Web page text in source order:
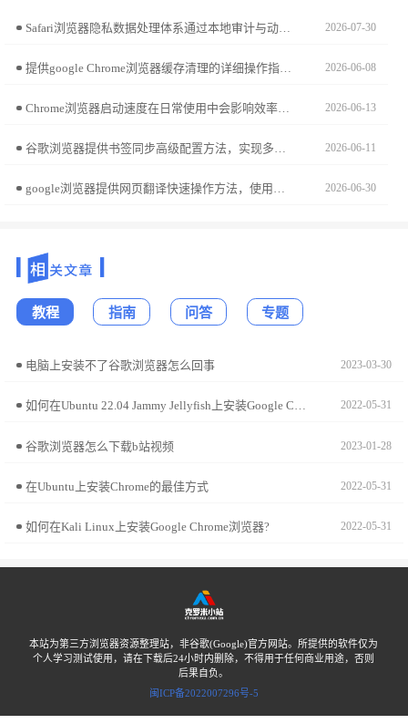
Safari浏览器隐私数据处理体系通过本地审计与动态隔离构建安全屏障。本文解析该架构的核心技术逻辑，带您深入理解苹果对跨站追踪行为的主动阻断防御体系。 2026-07-30
提供google Chrome浏览器缓存清理的详细操作指南，帮助用户释放存储空间，提升浏览器性能。 2026-06-08
Chrome浏览器启动速度在日常使用中会影响效率。文章分享测试和优化方法，帮助用户缩短启动时间，提升浏览器整体响应速度，实现更流畅的上网体验。 2026-06-13
谷歌浏览器提供书签同步高级配置方法，实现多设备高效管理书签，用户可以快速整理收藏夹，提高工作和学习效率。 2026-06-11
google浏览器提供网页翻译快速操作方法，使用户能够轻松浏览不同语言的网页内容，实现多语言环境下高效阅读和信息获取。 2026-06-30
教程 指南 问答 专题
电脑上安装不了谷歌浏览器怎么回事 2023-03-30
如何在Ubuntu 22.04 Jammy Jellyfish上安装Google Chrome? 2022-05-31
谷歌浏览器怎么下载b站视频 2023-01-28
在Ubuntu上安装Chrome的最佳方式 2022-05-31
如何在Kali Linux上安装Google Chrome浏览器? 2022-05-31
本站为第三方浏览器资源整理站，非谷歌(Google)官方网站。所提供的软件仅为
个人学习测试使用，请在下载后24小时内删除，不得用于任何商业用途，否则
后果自负。
闽ICP备2022007296号-5